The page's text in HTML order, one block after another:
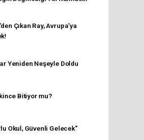
Çıkan Ray, Avrupa'ya
Yeniden Neşeyle Doldu
Bitiyor mu?
Okul, Güvenli Gelecek"